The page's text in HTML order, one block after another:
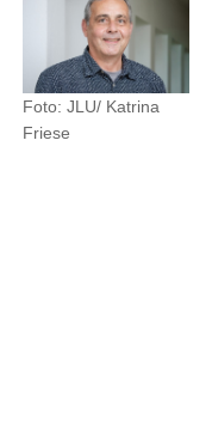
Foto: JLU/ Katrina
Friese